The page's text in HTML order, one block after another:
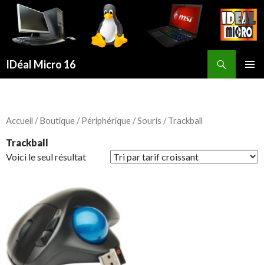
IDéal Micro 16
Accueil /Boutique /Périphérique /Souris / Trackball
Trackball
Voici le seul résultat